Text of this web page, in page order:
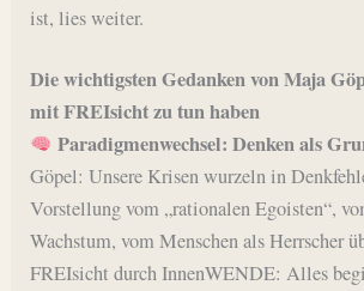
ist, lies weiter.
Die wichtigsten Gedanken von Maja
mit FREIsicht zu tun haben
Paradigmenwechsel: Denken als
Göpel: Unsere Krisen wurzeln in
Vorstellung vom „rationalen Egoisten“,
Wachstum, vom Menschen als Herrscher
FREIsicht durch InnenWENDE: Alles